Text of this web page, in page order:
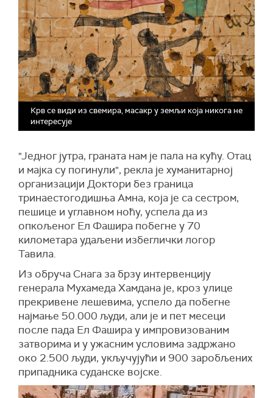
Крв се види из свемира, масакр у земљи која никога не
интересује
"Једног јутра, граната нам је пала на кућу. Отац
и мајка су погинули", рекла је хуманитарној
организацији Доктори без граница
тринаестогодишња Амна, која је са сестром,
пешице и углавном ноћу, успела да из
опкољеног Ел Фашира побегне у 70
километара удаљени избеглички логор
Тавила.
Из обруча Снага за брзу интервенцију
генерала Мухамеда Хамдана је, кроз улице
прекривене лешевима, успело да побегне
најмање 50.000 људи, али је и пет месеци
после пада Ел Фашира у импровизованим
затворима и у ужасним условима задржано
око 2.500 људи, укључујући и 900 заробљених
припадника суданске војске.